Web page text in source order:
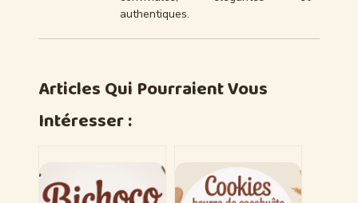
authentiques.
Articles Qui Pourraient Vous
Intéresser :